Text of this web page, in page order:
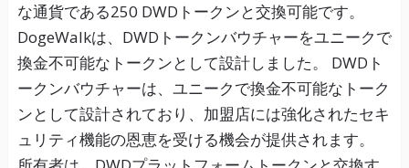
な通貨である250 DWDトークンと交換可能です。
DogeWalkは、DWDトークンバウチャーをユニークで
換金不可能なトークンとして設計しました。 DWDト
ークンバウチャーは、ユニークで換金不可能なトーク
ンとして設計されており、加盟店には強化されたセキ
ュリティ機能の恩恵を受ける機会が提供されます。